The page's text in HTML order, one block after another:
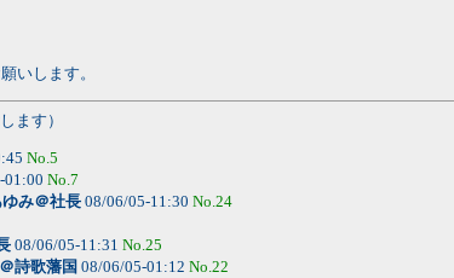
いします。
ます）
No.5
01:00 No.7
み＠社長 08/06/05-11:30 No.24
08/06/05-11:31 No.25
詩歌藩国 08/06/05-01:12 No.22